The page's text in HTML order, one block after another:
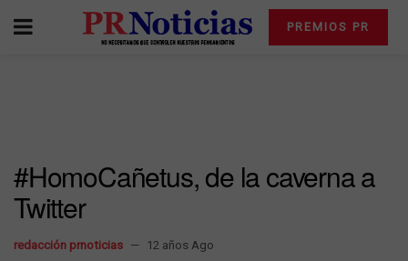
PREMIOS PR
#HomoCañetus, de la caverna a
Twitter
redacción prnoticias 12 años Ago